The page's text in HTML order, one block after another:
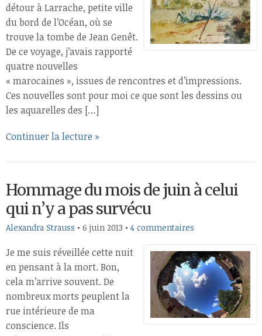
détour à Larrache, petite ville
du bord de l’Océan, où se
trouve la tombe de Jean Genêt.
De ce voyage, j’avais rapporté
quatre nouvelles
« marocaines », issues de rencontres et d’impressions.
Ces nouvelles sont pour moi ce que sont les dessins ou
les aquarelles des […]
Continuer la lecture »
Hommage du mois de juin à celui
qui n’y a pas survécu
Alexandra Strauss • 6 juin 2013 •4 commentaires
Je me suis réveillée cette nuit
en pensant à la mort. Bon,
cela m’arrive souvent. De
nombreux morts peuplent la
rue intérieure de ma
conscience. Ils